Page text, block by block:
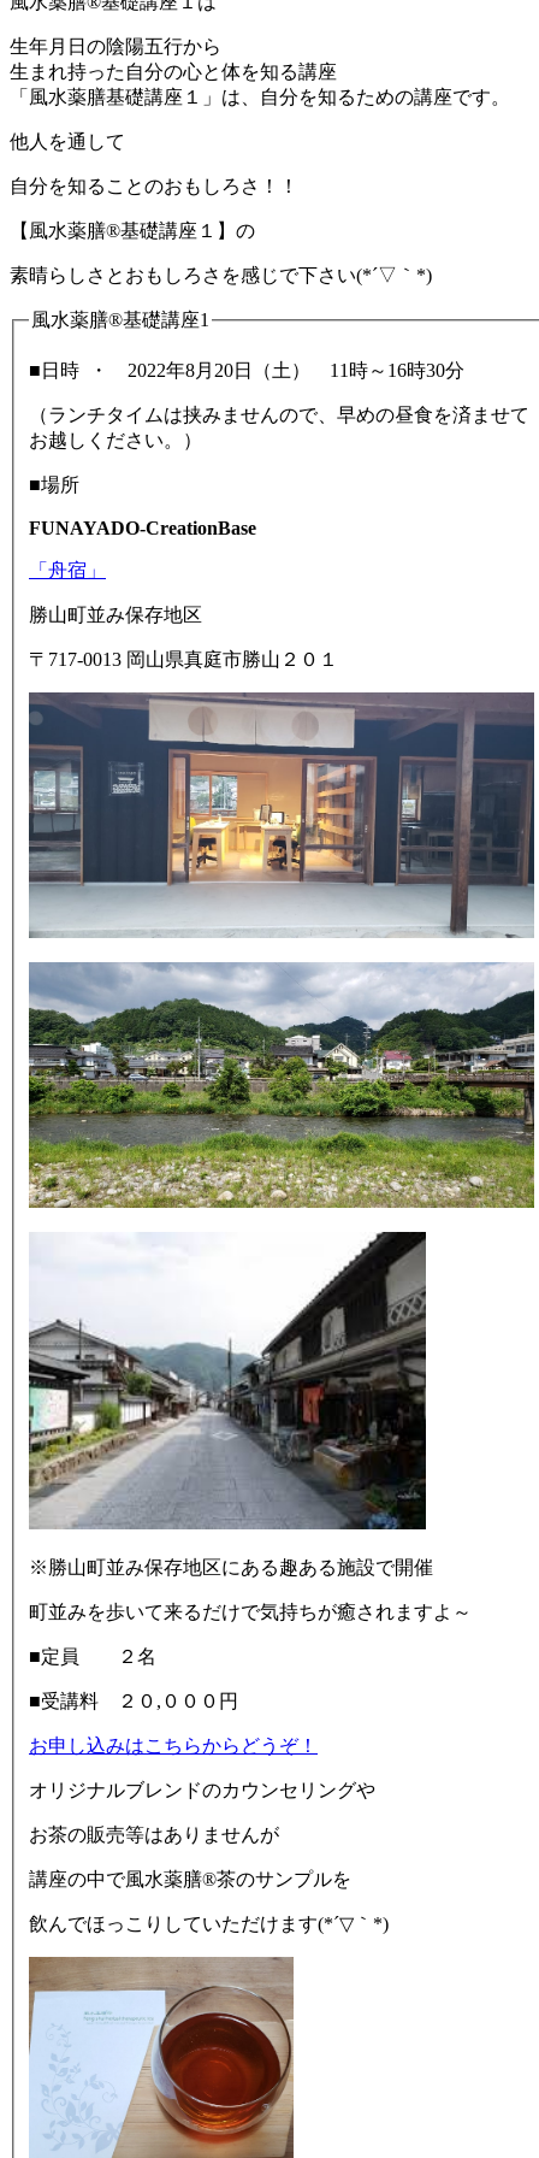
生年月日の陰陽五行から
生まれ持った自分の心と体を知る講座
「風水薬膳基礎講座１」は、自分を知るための講座です。
他人を通して
自分を知ることのおもしろさ！！
【風水薬膳®基礎講座１】の
素晴らしさとおもしろさを感じで下さい(*´▽｀*)
風水薬膳®基礎講座1
■日時 ・ 2022年8月20日（土） 11時～16時30分
（ランチタイムは挟みませんので、早めの昼食を済ませて
お越しください。）
■場所
FUNAYADO-CreationBase
「舟宿」
勝山町並み保存地区
〒717-0013 岡山県真庭市勝山２０１
※勝山町並み保存地区にある趣ある施設で開催
町並みを歩いて来るだけで気持ちが癒されますよ～
■定員 ２名
■受講料 ２０,０００円
お申し込みはこちらからどうぞ！
オリジナルブレンドのカウンセリングや
お茶の販売等はありませんが
講座の中で風水薬膳®茶のサンプルを
飲んでほっこりしていただけます(*´▽｀*)